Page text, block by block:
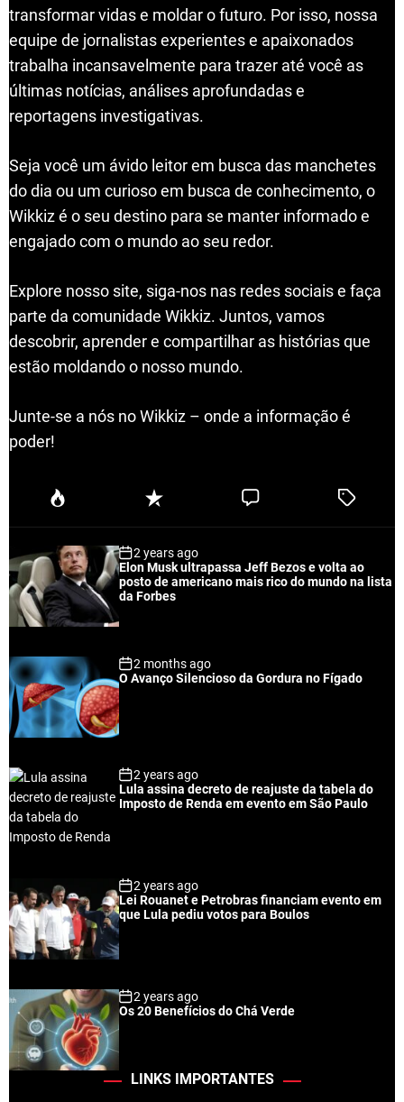
transformar vidas e moldar o futuro. Por isso, nossa
equipe de jornalistas experientes e apaixonados
trabalha incansavelmente para trazer até você as
últimas notícias, análises aprofundadas e
reportagens investigativas.
Seja você um ávido leitor em busca das manchetes
do dia ou um curioso em busca de conhecimento, o
Wikkiz é o seu destino para se manter informado e
engajado com o mundo ao seu redor.
Explore nosso site, siga-nos nas redes sociais e faça
parte da comunidade Wikkiz. Juntos, vamos
descobrir, aprender e compartilhar as histórias que
estão moldando o nosso mundo.
Junte-se a nós no Wikkiz – onde a informação é
poder!
P
u
a
r
R
e
n
t
C
e
T
e
2 years ago
Elon Musk ultrapassa Jeff Bezos e volta ao
posto de americano mais rico do mundo na lista
da Forbes
2 months ago
O Avanço Silencioso da Gordura no Fígado
2 years ago
Lula assina decreto de reajuste da tabela do
Imposto de Renda em evento em São Paulo
2 years ago
Lei Rouanet e Petrobras financiam evento em
que Lula pediu votos para Boulos
2 years ago
Os 20 Benefícios do Chá Verde
LINKS IMPORTANTES